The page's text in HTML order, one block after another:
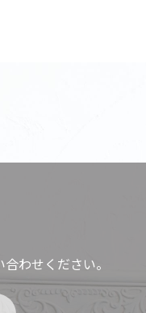
わせください。